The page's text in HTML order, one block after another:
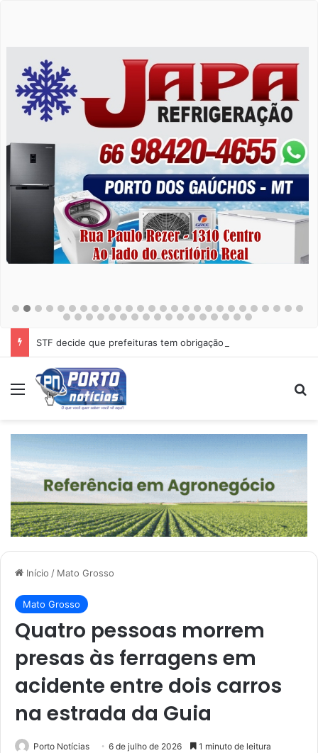
Menu
Início / Mato Grosso
Mato Grosso
Quatro pessoas morrem
presas às ferragens em
acidente entre dois carros
na estrada da Guia
Porto Notícias 6 de julho de 2026 1 minuto de leitura